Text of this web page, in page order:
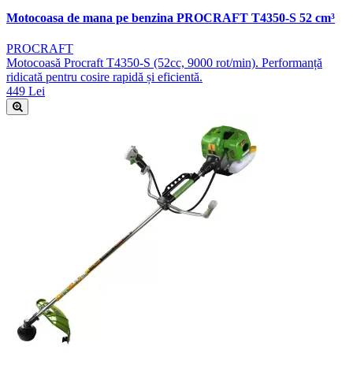
Motocoasa de mana pe benzina PROCRAFT T4350-S 52 cm³
PROCRAFT
Motocoasă Procraft T4350-S (52cc, 9000 rot/min). Performanță
ridicată pentru cosire rapidă și eficientă.
449 Lei